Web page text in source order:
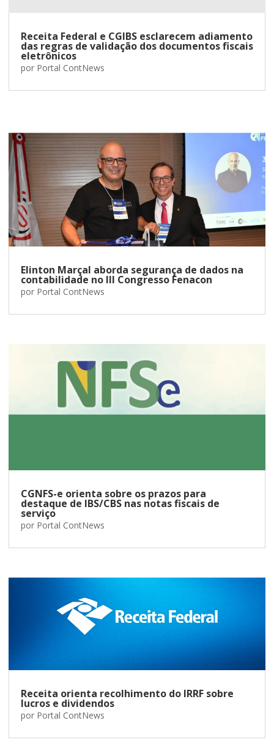
Receita Federal e CGIBS esclarecem adiamento
das regras de validação dos documentos fiscais
eletrônicos
por Portal ContNews
Elinton Marçal aborda segurança de dados na
contabilidade no III Congresso Fenacon
por Portal ContNews
CGNFS-e orienta sobre os prazos para
destaque de IBS/CBS nas notas fiscais de
serviço
por Portal ContNews
Receita orienta recolhimento do IRRF sobre
lucros e dividendos
por Portal ContNews